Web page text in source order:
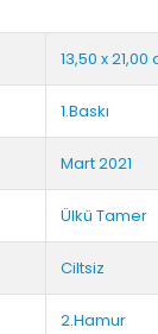
13,50 x 21,00
1.Baskı
Mart 2021
Ülkü Tamer
Ciltsiz
2.Hamur